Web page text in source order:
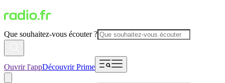
Que souhaitez-vous écouter ?
Ouvrir l'appDécouvrir Prime